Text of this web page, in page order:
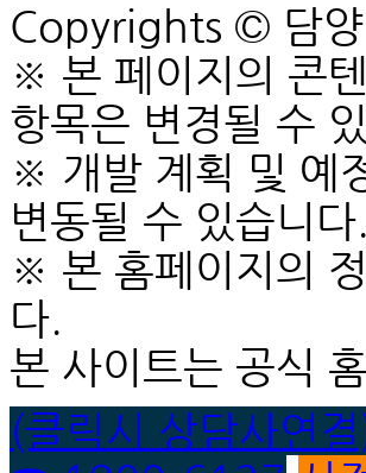
Copyrights © 담
※ 본 페이지의 콘
항목은 변경될 수
※ 개발 계획 및 예
변동될 수 있습니다.
※ 본 홈페이지의
다.
본 사이트는 공식
(클릭시 상담사연